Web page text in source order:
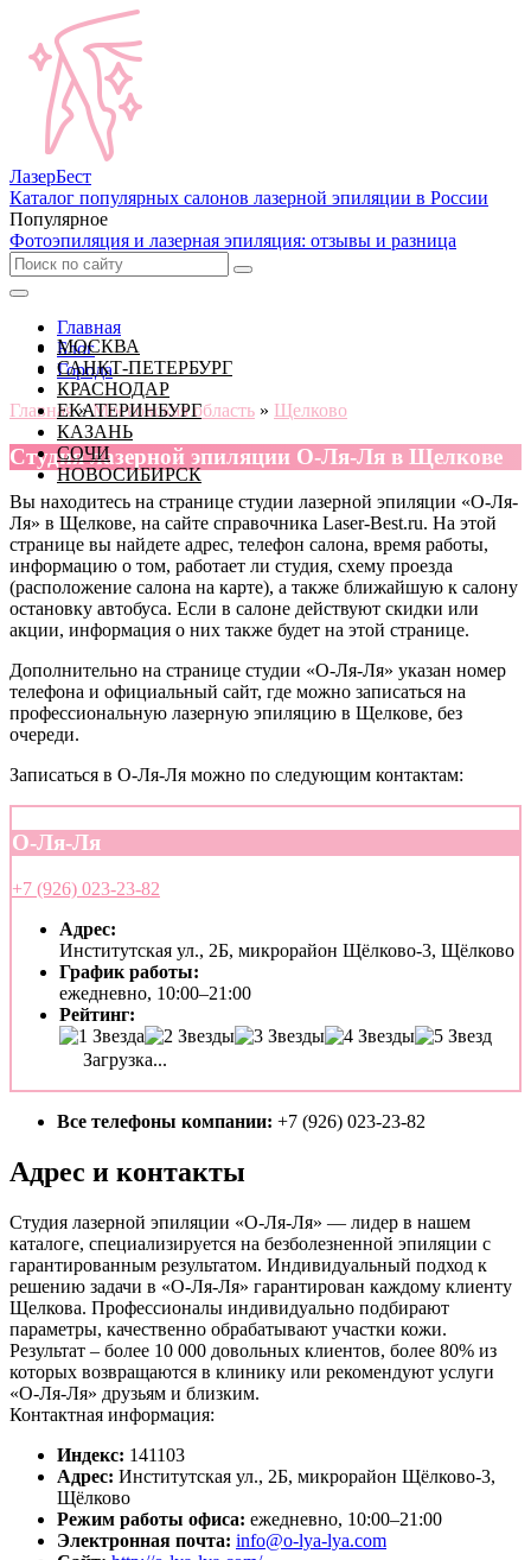
ЛазерБест
Каталог популярных салонов лазерной эпиляции в России
Популярное
Фотоэпиляция и лазерная эпиляция: отзывы и разница
МОСКВА
САНКТ-ПЕТЕРБУРГ
КРАСНОДАР
ЕКАТЕРИНБУРГ
КАЗАНЬ
СОЧИ
НОВОСИБИРСК
Главная
Блог
Города
Главная » Московская область » Щелково
Cтудия лазерной эпиляции О-Ля-Ля в Щелкове
Вы находитесь на странице студии лазерной эпиляции «О-Ля-
Ля» в Щелкове, на сайте справочника Laser-Best.ru. На этой
странице вы найдете адрес, телефон салона, время работы,
информацию о том, работает ли студия, схему проезда
(расположение салона на карте), а также ближайшую к салону
остановку автобуса. Если в салоне действуют скидки или
акции, информация о них также будет на этой странице.
Дополнительно на странице студии «О-Ля-Ля» указан номер
телефона и официальный сайт, где можно записаться на
профессиональную лазерную эпиляцию в Щелкове, без
очереди.
Записаться в О-Ля-Ля можно по следующим контактам:
О-Ля-Ля
+7 (926) 023-23-82
Адрес:
Институтская ул., 2Б, микрорайон Щёлково-3, Щёлково
График работы:
ежедневно, 10:00–21:00
Рейтинг:
Загрузка...
Все телефоны компании: +7 (926) 023-23-82
Адрес и контакты
Студия лазерной эпиляции «О-Ля-Ля» — лидер в нашем
каталоге, специализируется на безболезненной эпиляции с
гарантированным результатом. Индивидуальный подход к
решению задачи в «О-Ля-Ля» гарантирован каждому клиенту
Щелкова. Профессионалы индивидуально подбирают
параметры, качественно обрабатывают участки кожи.
Результат – более 10 000 довольных клиентов, более 80% из
которых возвращаются в клинику или рекомендуют услуги
«О-Ля-Ля» друзьям и близким.
Контактная информация:
Индекс: 141103
Адрес: Институтская ул., 2Б, микрорайон Щёлково-3,
Щёлково
Режим работы офиса: ежедневно, 10:00–21:00
Электронная почта: info@o-lya-lya.com